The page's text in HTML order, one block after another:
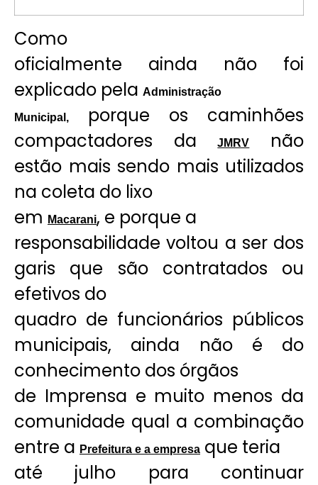
Como
oficialmente ainda não foi
explicado pela Administração
Municipal,
porque os caminhões
compactadores daJMRV
não
estão mais sendo mais utilizados
na coleta do lixo
em
Macarani, e porque a
responsabilidade voltou a ser dos
garis que são contratados ou
efetivos do
quadro de funcionários públicos
municipais, ainda não é do
conhecimento dos órgãos
de Imprensa e muito menos da
comunidade qual a combinação
entre a Prefeitura e a empresa que teria
até julho para continuar